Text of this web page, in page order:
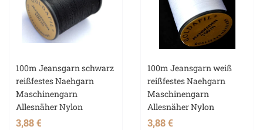
100m Jeansgarn schwarz
reißfestes Naehgarn
Maschinengarn
Allesnäher Nylon
3,88 €
100m Jeansgarn weiß
reißfestes Naehgarn
Maschinengarn
Allesnäher Nylon
3,88 €